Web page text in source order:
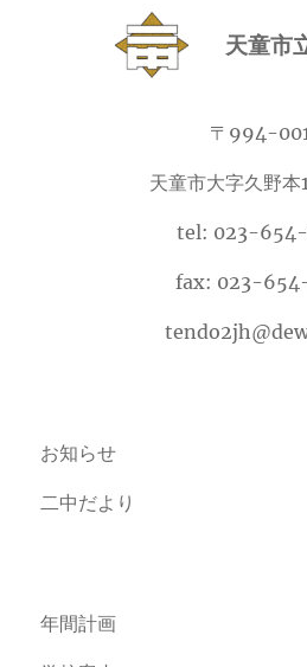
天童市
〒994-
天童市大字久野
tel: 023-
fax: 023-
お知らせ
二中だより
年間計画